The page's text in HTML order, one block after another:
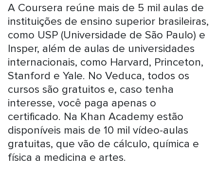
A Coursera reúne mais de 5 mil aulas de
instituições de ensino superior brasileiras,
como USP (Universidade de São Paulo) e
Insper, além de aulas de universidades
internacionais, como Harvard, Princeton,
Stanford e Yale. No Veduca, todos os
cursos são gratuitos e, caso tenha
interesse, você paga apenas o
certificado. Na Khan Academy estão
disponíveis mais de 10 mil vídeo-aulas
gratuitas, que vão de cálculo, química e
física a medicina e artes.